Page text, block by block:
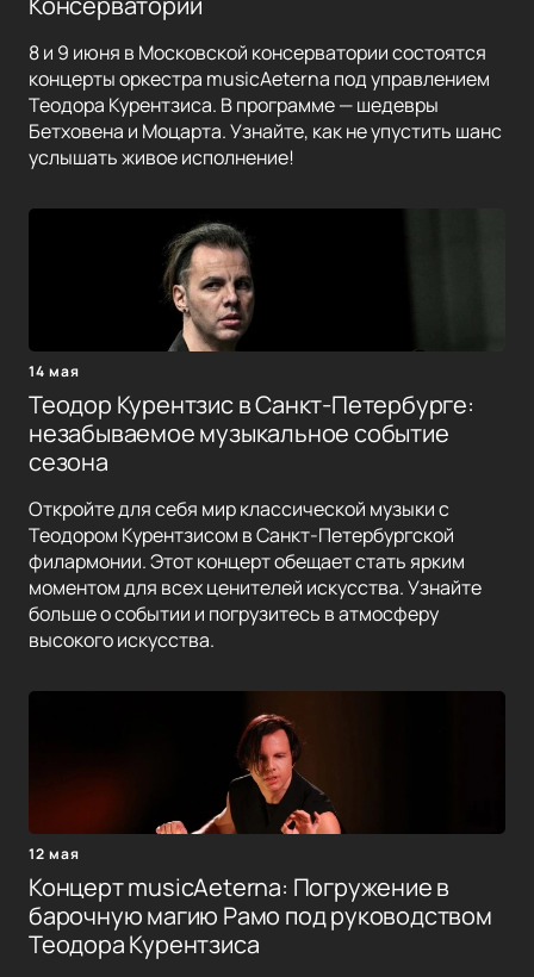
8 и 9 июня в Московской консерватории состоятся
концерты оркестра musicAeterna под управлением
Теодора Курентзиса. В программе — шедевры
Бетховена и Моцарта. Узнайте, как не упустить шанс
услышать живое исполнение!
14 мая
Теодор Курентзис в Санкт-Петербурге:
незабываемое музыкальное событие
сезона
Откройте для себя мир классической музыки с
Теодором Курентзисом в Санкт-Петербургской
филармонии. Этот концерт обещает стать ярким
моментом для всех ценителей искусства. Узнайте
больше о событии и погрузитесь в атмосферу
высокого искусства.
12 мая
Концерт musicAeterna: Погружение в
барочную магию Рамо под руководством
Теодора Курентзиса